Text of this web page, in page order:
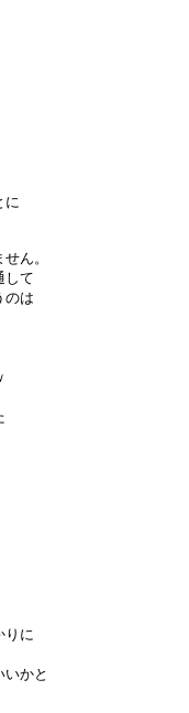
に
ん。
して
のは
りに
かと